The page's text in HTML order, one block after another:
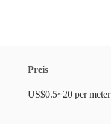
Preis
US$0.5~20 per meter